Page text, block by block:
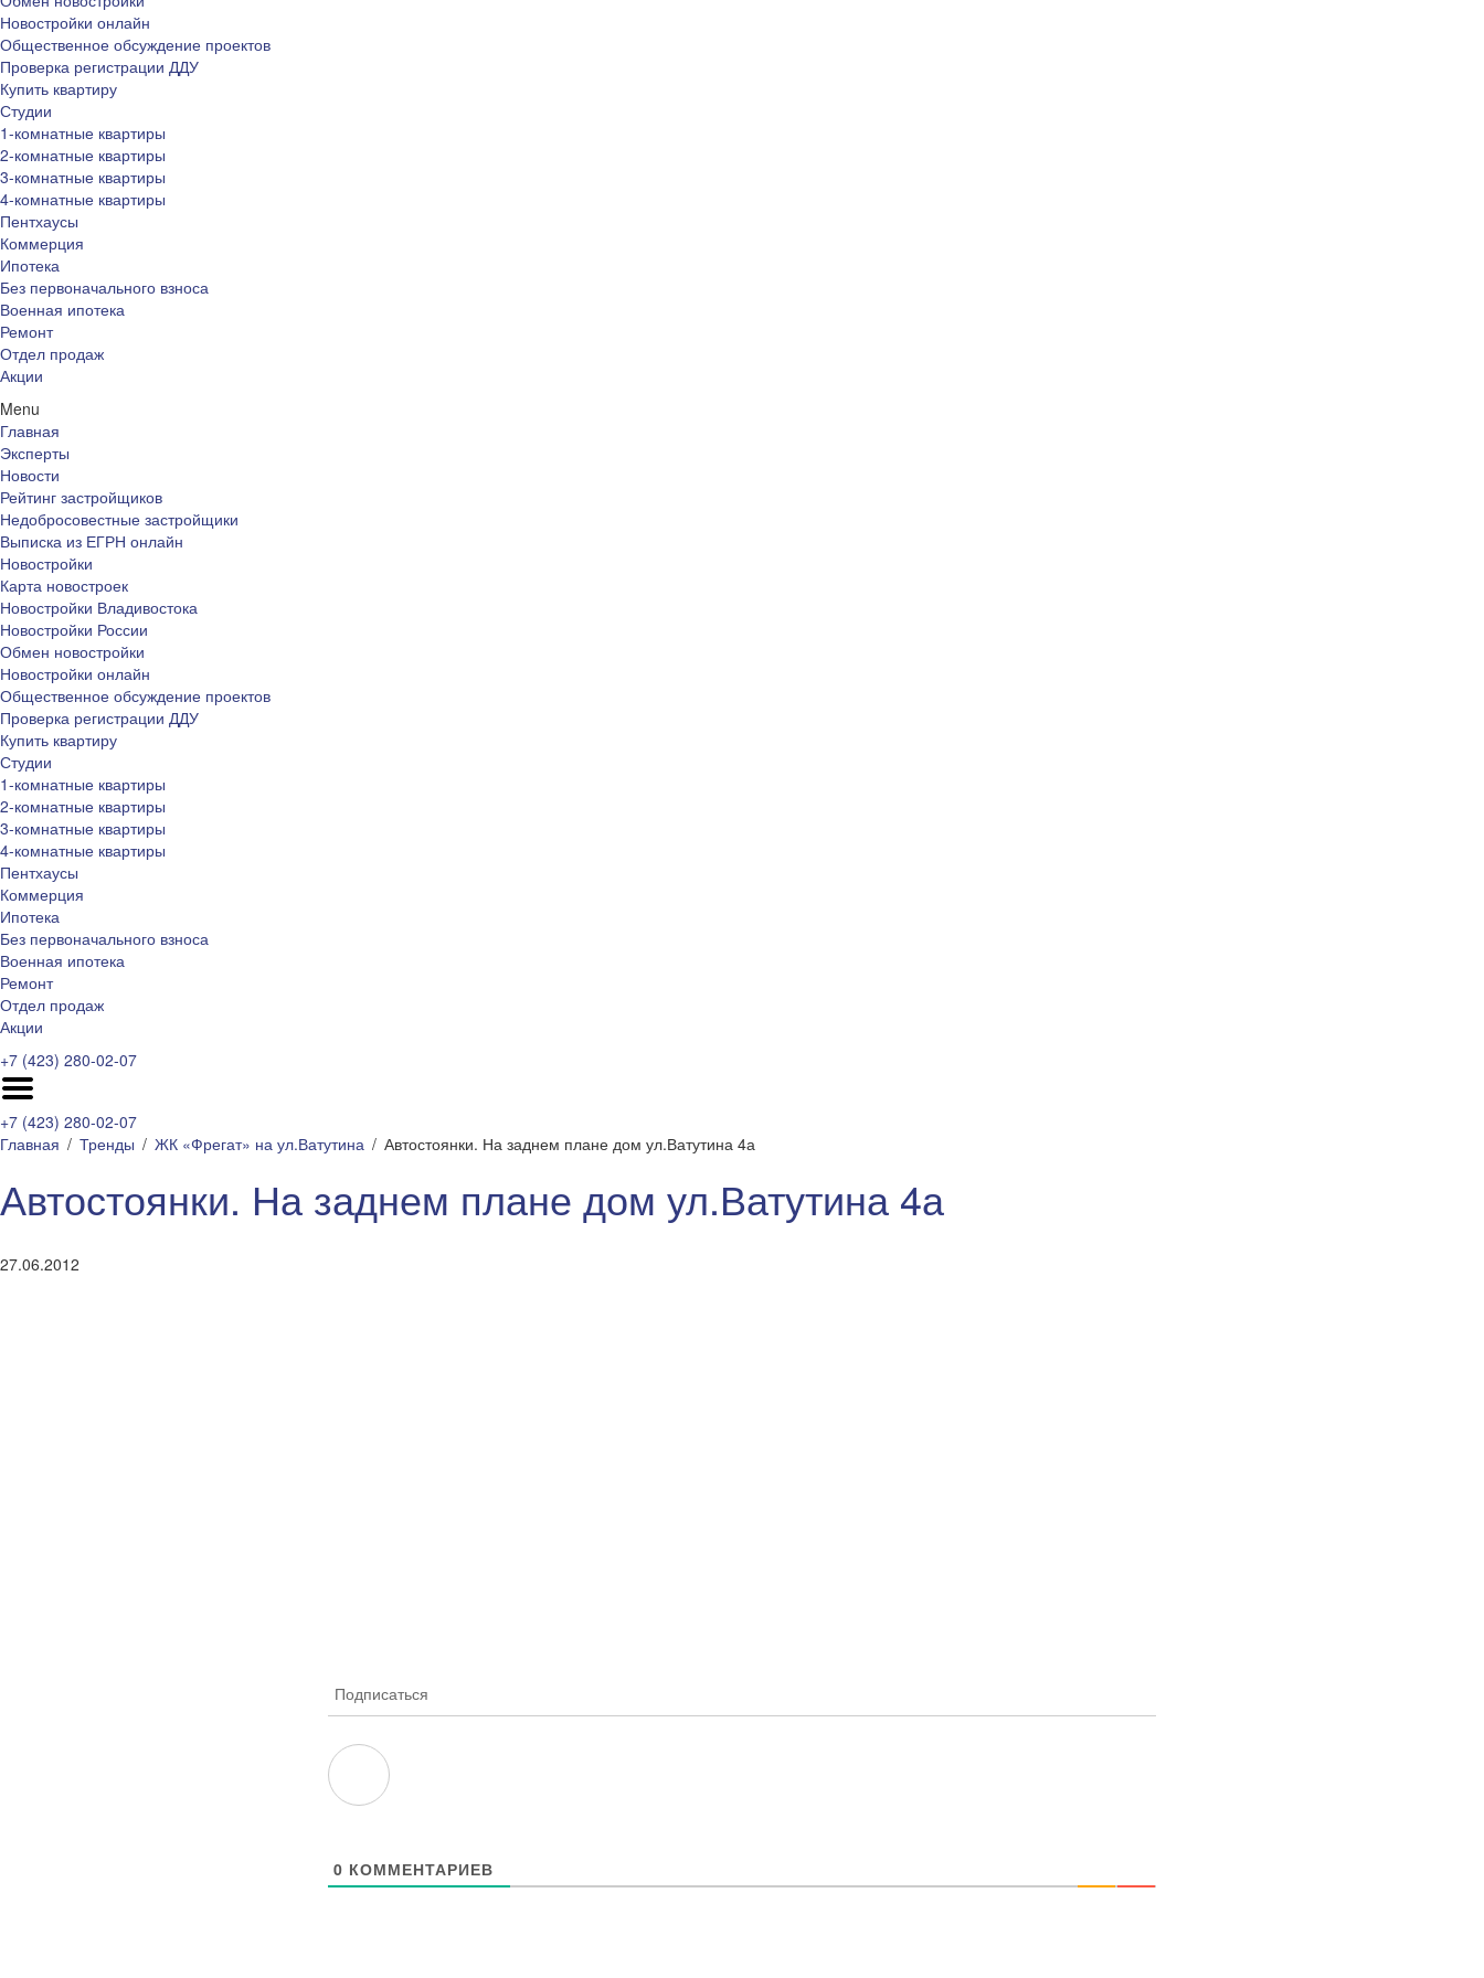
Новостройки онлайн
Общественное обсуждение проектов
Проверка регистрации ДДУ
Купить квартиру
Студии
1-комнатные квартиры
2-комнатные квартиры
3-комнатные квартиры
4-комнатные квартиры
Пентхаусы
Коммерция
Ипотека
Без первоначального взноса
Военная ипотека
Ремонт
Отдел продаж
Акции
Menu
Главная
Эксперты
Новости
Рейтинг застройщиков
Недобросовестные застройщики
Выписка из ЕГРН онлайн
Новостройки
Карта новостроек
Новостройки Владивостока
Новостройки России
Обмен новостройки
Новостройки онлайн
Общественное обсуждение проектов
Проверка регистрации ДДУ
Купить квартиру
Студии
1-комнатные квартиры
2-комнатные квартиры
3-комнатные квартиры
4-комнатные квартиры
Пентхаусы
Коммерция
Ипотека
Без первоначального взноса
Военная ипотека
Ремонт
Отдел продаж
Акции
+7 (423) 280-02-07
+7 (423) 280-02-07
Главная
Тренды ЖК «Фрегат» на ул.Ватутина Автостоянки. На заднем плане дом ул.Ватутина 4а
Автостоянки. На заднем плане дом ул.Ватутина 4а
27.06.2012
Подписаться
0 КОММЕНТАРИЕВ